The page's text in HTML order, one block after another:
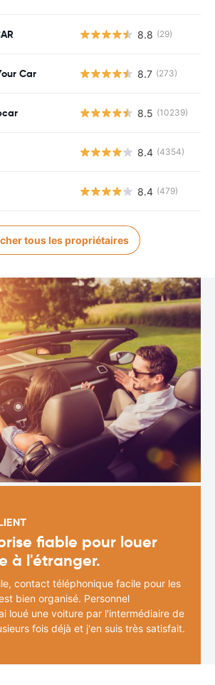
8.8 (29)
Car 8.7 (273)
8.5 (10239)
8.4 (4354)
8.4 (479)
tous les propriétaires
fiable pour louer
à l'étranger.
contact téléphonique facile pour les
bien organisé. Personnel
loué une voiture par l'intermédiaire de
fois déjà et j'en suis très satisfait.